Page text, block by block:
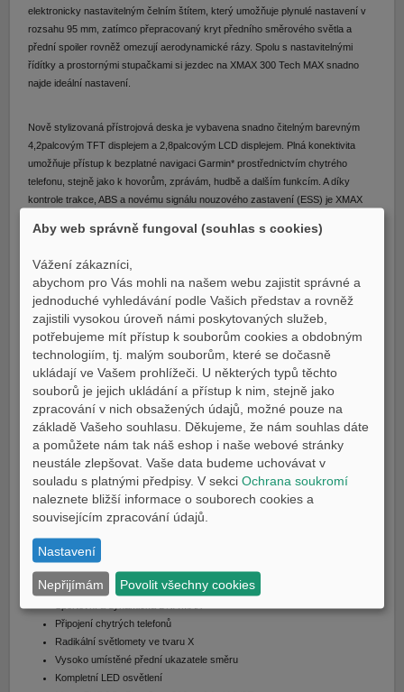
elektronicky nastavitelným čelním štítem, který umožňuje plynulé nastavení v
rozsahu 95 mm, zatímco přepracovaný kryt předního směrového světla a
přední spoiler rovněž omezují aerodynamické rázy. Spolu s nastavitelnými
řídítky a prostornými stupačkami si jezdec na XMAX 300 Tech MAX snadno
najde ideální nastavení.
Nově stylizovaná přístrojová deska je vybavena snadno čitelným barevným
4,2palcovým TFT displejem a 2,8palcovým LCD displejem. Plná konektivita
umožňuje přístup k bezplatné navigaci Garmin* prostřednictvím chytrého
telefonu, stejně jako k hovorům, zprávám, hudbě a dalším funkcím. A díky
kontrole trakce, ABS a novému signálu nouzového zastavení (ESS) je XMAX
některých zemích k dispozici. V některých zemích a regionech nejsou
rychlosti také nemusí být včas aktualizovány a omezení rychlosti se mohou
měnit v závislosti na denní době, například u škol nebo v okolí stavenišť.)
DETAILY:
Elektricky nastavitelný štít s hliníkovými vzpěrami (od MY25)
Prémiové zpracování Tech MAX
Přepracované 4,2″ plně barevné přístroje TFT s integrovaným displejem
LCD
Signál nouzového zastavení (ESS)
Bezplatný palubní navigační systém Garmin prostřednictvím smartphonu
(Navigační aplikace nebude v některých zemích k dispozici. V některých
zemích a regionech nejsou poskytovány informace o omezení rychlosti,
dopravě atd. Údaje o omezení rychlosti také nemusí být včas
aktualizovány a omezení rychlosti se mohou měnit v závislosti na denní
Pohodlná ergonomie s potahem sedla z imitace kůže
Speciální barvy Tech MAX: Ceramic Grey a Dark Magma
Ikonický a výrazný design řady MAX
Připojení chytrých telefonů
Radikální světlomety ve tvaru X
Vysoko umístěné přední ukazatele směru
Kompletní LED osvětlení
Aby web správně fungoval (souhlas s cookies)
Vážení zákazníci,
abychom pro Vás mohli na našem webu zajistit správné a
jednoduché vyhledávání podle Vašich představ a rovněž
zajistili vysokou úroveň námi poskytovaných služeb,
potřebujeme mít přístup k souborům cookies a obdobným
technologiím, tj. malým souborům, které se dočasně
ukládají ve Vašem prohlížeči. U některých typů těchto
souborů je jejich ukládání a přístup k nim, stejně jako
zpracování v nich obsažených údajů, možné pouze na
základě Vašeho souhlasu. Děkujeme, že nám souhlas dáte
a pomůžete nám tak náš eshop i naše webové stránky
neustále zlepšovat. Vaše data budeme uchovávat v
souladu s platnými předpisy. V sekciOchrana soukromí
naleznete bližší informace o souborech cookies a
souvisejícím zpracování údajů.
Nastavení
Nepřijímám Povolit všechny cookies